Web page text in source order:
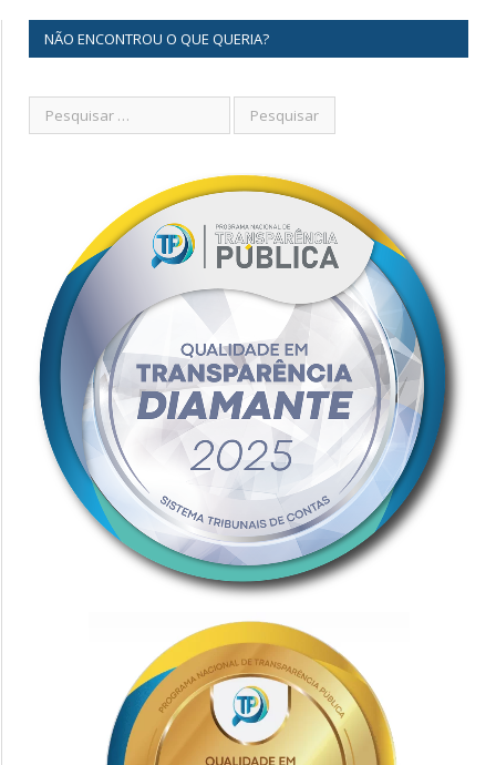
NÃO ENCONTROU O QUE QUERIA?